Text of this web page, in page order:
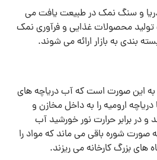
و سنگ نمک در طبیعت یافت می
محصولات غذایی و فرآوری نمک
بندی به بازار ارائه می شوند.
به این صورت است که آب دریاچه های
دریاچه ارومیه را به داخل مخازن و
در برابر حرارت نور خورشید آب
شوره باقی می ماند که مواد را
های بزرگ کارخانه می ریزند.